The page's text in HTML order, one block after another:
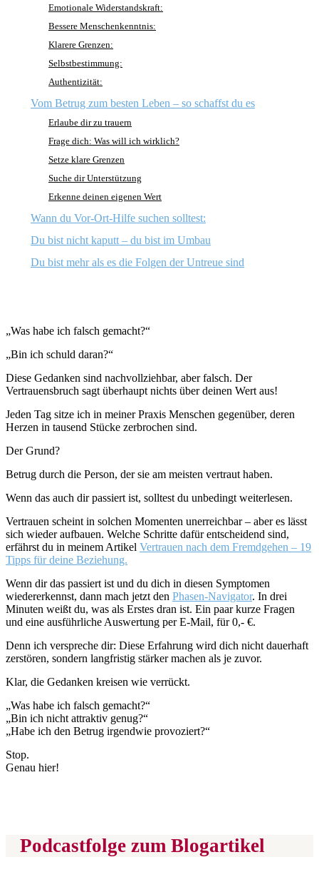
Emotionale Widerstandskraft:
Bessere Menschenkenntnis:
Klarere Grenzen:
Selbstbestimmung:
Authentizität:
Vom Betrug zum besten Leben – so schaffst du es
Erlaube dir zu trauern
Frage dich: Was will ich wirklich?
Setze klare Grenzen
Suche dir Unterstützung
Erkenne deinen eigenen Wert
Wann du Vor-Ort-Hilfe suchen solltest:
Du bist nicht kaputt – du bist im Umbau
Du bist mehr als es die Folgen der Untreue sind
„Was habe ich falsch gemacht?“
„Bin ich schuld daran?“
Diese Gedanken sind nachvollziehbar, aber falsch. Der
Vertrauensbruch sagt überhaupt nichts über deinen Wert aus!
Jeden Tag sitze ich in meiner Praxis Menschen gegenüber, deren
Herzen in tausend Stücke zerbrochen sind.
Der Grund?
Betrug durch die Person, der sie am meisten vertraut haben.
Wenn das auch dir passiert ist, solltest du unbedingt weiterlesen.
Vertrauen scheint in solchen Momenten unerreichbar – aber es lässt
sich wieder aufbauen. Welche Schritte dafür entscheidend sind,
erfährst du in meinem Artikel Vertrauen nach dem Fremdgehen – 19
Tipps für deine Beziehung.
Wenn dir das passiert ist und du dich in diesen Symptomen
wiedererkennst, dann mach jetzt den Phasen-Navigator. In drei
Minuten weißt du, was als Erstes dran ist. Ein paar kurze Fragen
und eine ausführliche Auswertung per E-Mail, für 0,- €.
Denn ich verspreche dir: Diese Erfahrung wird dich nicht dauerhaft
zerstören, sondern langfristig stärker machen als je zuvor.
Klar, die Gedanken kreisen wie verrückt.
„Was habe ich falsch gemacht?“
„Bin ich nicht attraktiv genug?“
„Habe ich den Betrug irgendwie provoziert?“
Stop.
Genau hier!
Podcastfolge zum Blogartikel